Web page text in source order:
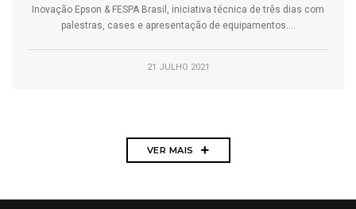
Inovação Epson & FESPA Brasil, iniciativa técnica de três dias com
palestras, cases e apresentação de equipamentos....
21 JULHO 2021
VER MAIS